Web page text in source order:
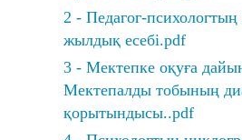
2 - Педагог-
жылдық есебі.pdf
3 - Мектепке оқуға
Мектепалды тобының
қорытындысы..pdf